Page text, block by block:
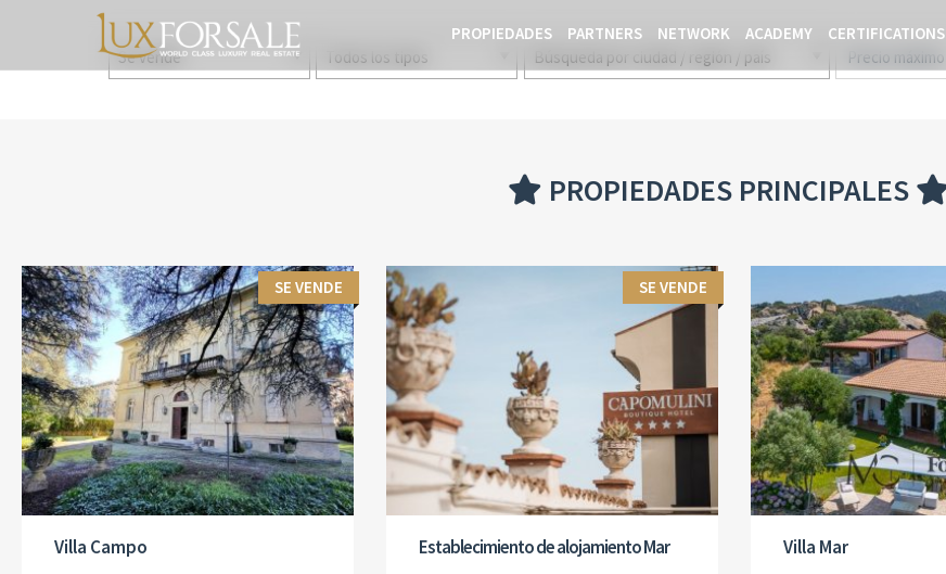
PROPIEDADES PARTNERS NETWORK ACADEMY CERTIFICATIONS
Se vende
Todos los tipos Búsqueda por ciudad / región / país
PROPIEDADES PRINCIPALES
SE VENDE
Villa Campo
SE VENDE
Establecimiento de alojamiento Mar Villa Mar